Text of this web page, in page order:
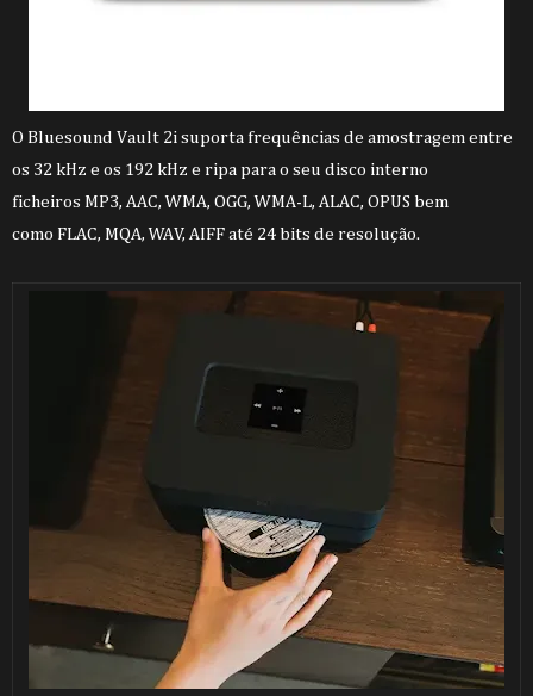
O Bluesound Vault 2i suporta frequências de amostragem entre
os 32 kHz e os 192 kHz e ripa para o seu disco interno
ficheiros MP3, AAC, WMA, OGG, WMA-L, ALAC, OPUS bem
como FLAC, MQA, WAV, AIFF até 24 bits de resolução.